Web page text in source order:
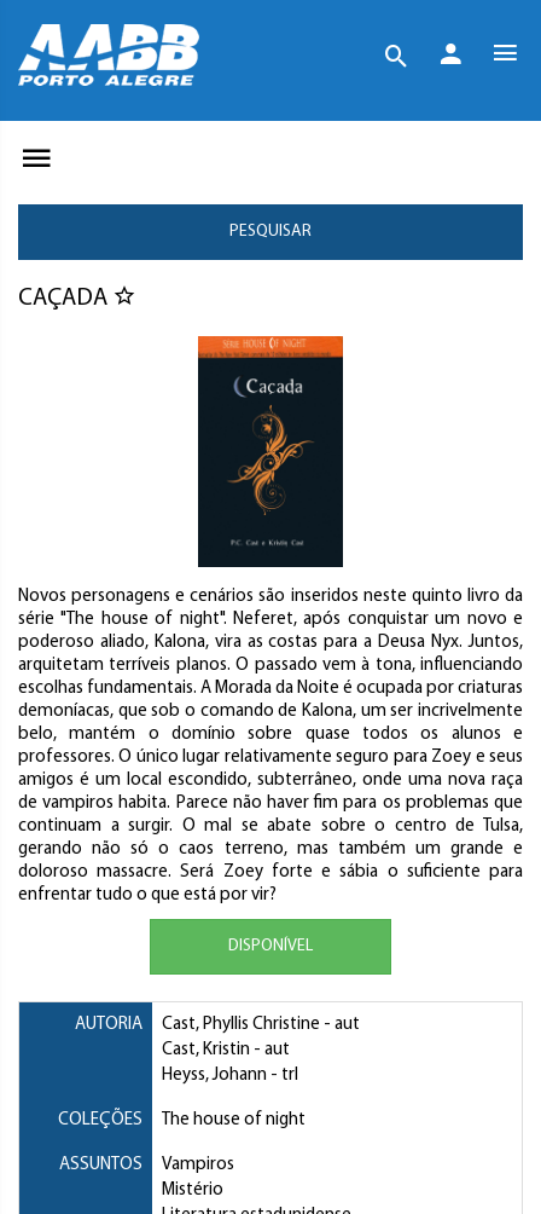
PESQUISAR
CAÇADA
Novos personagens e cenários são inseridos neste quinto livro da
série "The house of night". Neferet, após conquistar um novo e
poderoso aliado, Kalona, vira as costas para a Deusa Nyx. Juntos,
arquitetam terríveis planos. O passado vem à tona, influenciando
escolhas fundamentais. A Morada da Noite é ocupada por criaturas
demoníacas, que sob o comando de Kalona, um ser incrivelmente
belo, mantém o domínio sobre quase todos os alunos e
professores. O único lugar relativamente seguro para Zoey e seus
amigos é um local escondido, subterrâneo, onde uma nova raça
de vampiros habita. Parece não haver fim para os problemas que
continuam a surgir. O mal se abate sobre o centro de Tulsa,
gerando não só o caos terreno, mas também um grande e
doloroso massacre. Será Zoey forte e sábia o suficiente para
enfrentar tudo o que está por vir?
DISPONÍVEL
AUTORIA Cast, Phyllis Christine - aut
Cast, Kristin - aut
Heyss, Johann - trl
COLEÇÕES The house of night
ASSUNTOS
Vampiros
Mistério